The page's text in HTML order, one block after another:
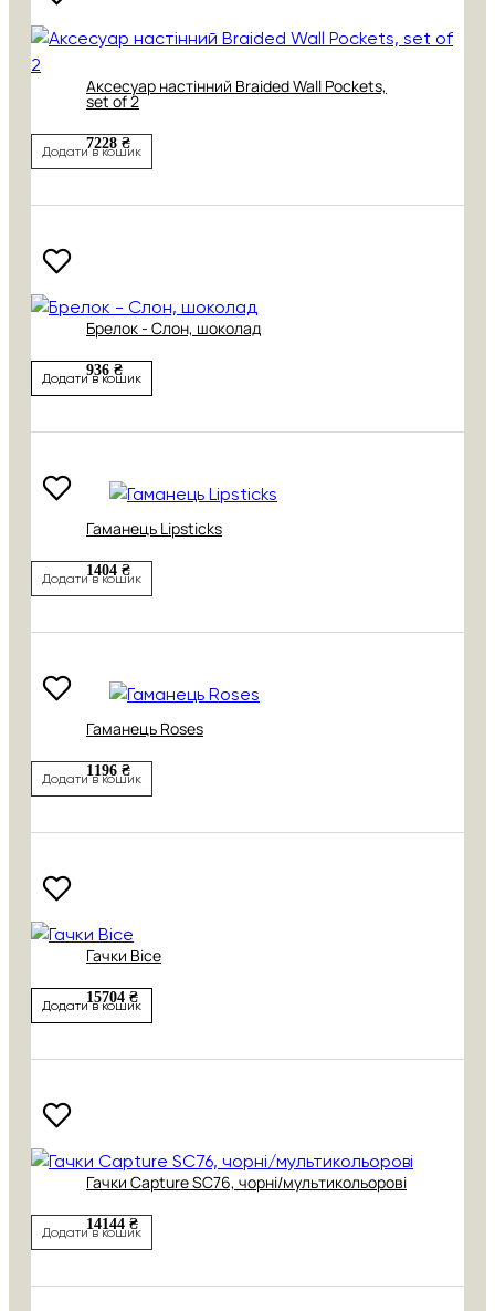
Аксесуар настінний Braided Wall Pockets,
set of 2
7228 ₴
Додати в кошик
Брелок - Слон, шоколад
936 ₴
Додати в кошик
Гаманець Lipsticks
1404 ₴
Додати в кошик
Гаманець Roses
1196 ₴
Додати в кошик
Гачки Bice
15704 ₴
Додати в кошик
Гачки Capture SC76, чорні/мультикольорові
14144 ₴
Додати в кошик